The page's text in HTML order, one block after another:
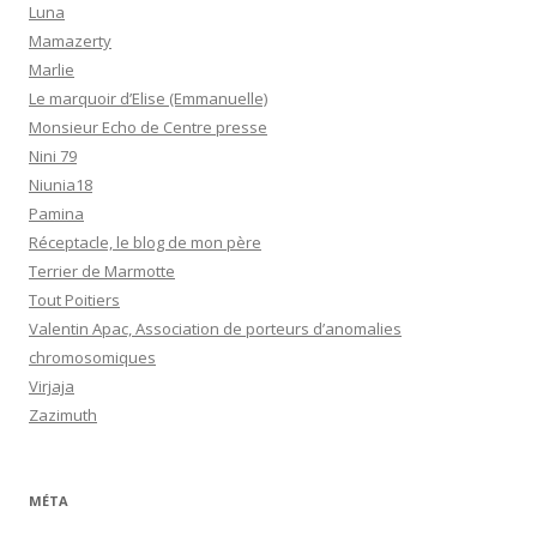
Luna
Mamazerty
Marlie
Le marquoir d’Elise (Emmanuelle)
Monsieur Echo de Centre presse
Nini 79
Niunia18
Pamina
Réceptacle, le blog de mon père
Terrier de Marmotte
Tout Poitiers
Valentin Apac, Association de porteurs d’anomalies
chromosomiques
Virjaja
Zazimuth
MÉTA